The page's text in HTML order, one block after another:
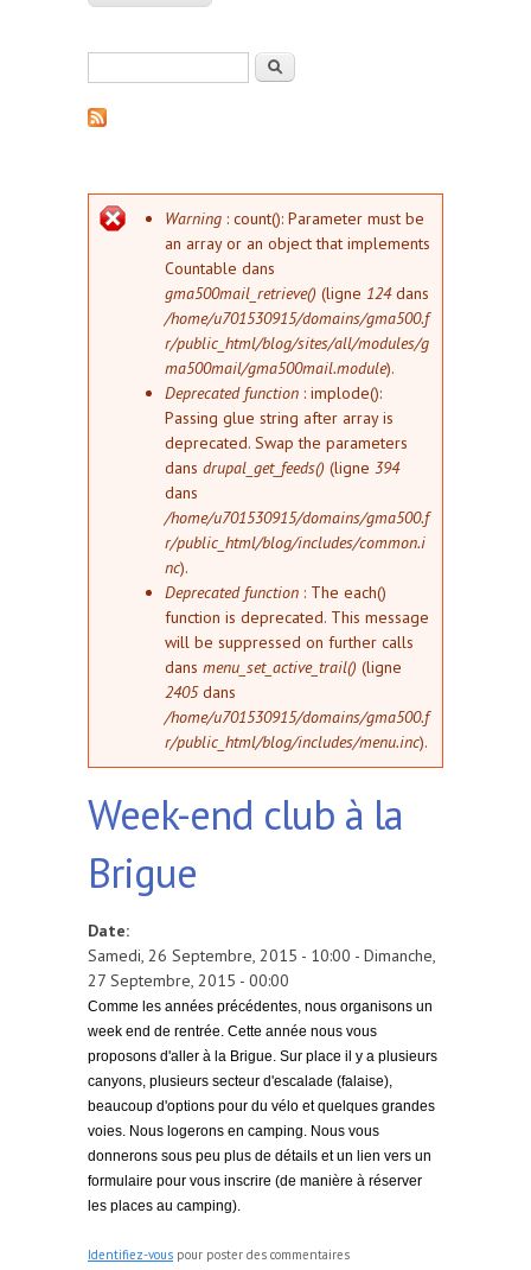
Formulaire de rechercheRechercher
Message d'erreur
Warning : count(): Parameter must be
an array or an object that implements
Countable dans
gma500mail_retrieve() (ligne 124dans
/home/u701530915/domains/gma500.f
r/public_html/blog/sites/all/modules/g
ma500mail/gma500mail.module).
Deprecated function : implode():
Passing glue string after array is
deprecated. Swap the parameters
dans drupal_get_feeds() (ligne 394
dans
/home/u701530915/domains/gma500.f
r/public_html/blog/includes/common.i
nc).
Deprecated function : The each()
function is deprecated. This message
will be suppressed on further calls
dans menu_set_active_trail() (ligne
2405dans
/home/u701530915/domains/gma500.f
r/public_html/blog/includes/menu.inc).
Week-end club à la
Brigue
Date:
Samedi, 26 Septembre, 2015 - 10:00 - Dimanche,
27 Septembre, 2015 - 00:00
Comme les années précédentes, nous organisons un
week end de rentrée. Cette année nous vous
proposons d'aller à la Brigue. Sur place il y a plusieurs
canyons, plusieurs secteur d'escalade (falaise),
beaucoup d'options pour du vélo et quelques grandes
voies. Nous logerons en camping. Nous vous
donnerons sous peu plus de détails et un lien vers un
formulaire pour vous inscrire (de manière à réserver
les places au camping).
Identifiez-vous pour poster des commentaires